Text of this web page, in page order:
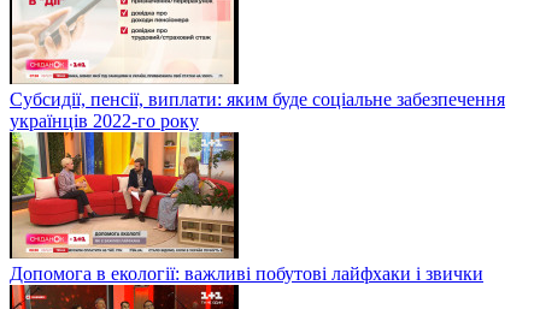
Субсидії, пенсії, виплати: яким буде соціальне забезпечення
українців 2022-го року
Допомога в екології: важливі побутові лайфхаки і звички